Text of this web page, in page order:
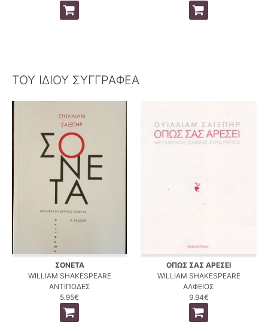
ΤΟΥ ΙΔΙΟΥ ΣΥΓΓΡΑΦΕΑ
ΣΟΝΕΤΑ
WILLIAM SHAKESPEARE
ΑΝΤΙΠΟΔΕΣ
5.95€
ΟΠΩΣ ΣΑΣ ΑΡΕΣΕΙ
WILLIAM SHAKESPEARE
ΑΛΦΕΙΟΣ
9.94€